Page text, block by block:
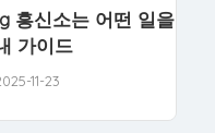
흥신소는 어떤 일을
가이드
11-23